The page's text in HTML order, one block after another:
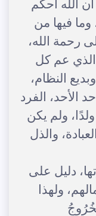
الله أحكم
فيها من
رحمة الله،
عم كل
النظام،
الأحد، الفرد
ولم يكن
والذل
دليل على
ولهذا